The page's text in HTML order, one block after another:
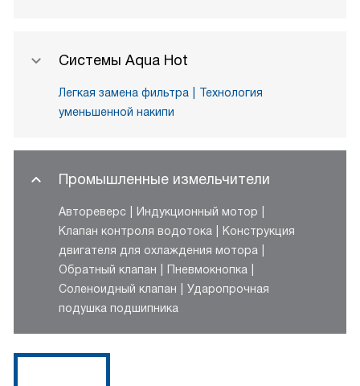
Системы Aqua Hot
Легкая замена фильтра
Технология
уменьшенной накипи
Промышленные измельчители
Автореверс
Индукционный мотор
Клапан контроля водотока
Конструкция
двигателя для охлаждения мотора
Обратный клапан
Пневмокнопка
Соленоидный клапан
Ударопрочная
подушка подшипника